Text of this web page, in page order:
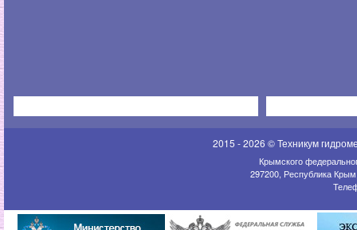
2015 - 2026 © Техникум
Крымского
297200, Республика